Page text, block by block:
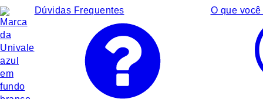
Dúvidas Frequentes O que